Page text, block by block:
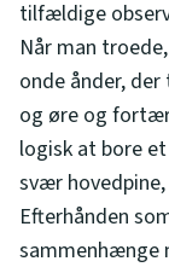
tilfældige
Når man
onde ånder,
og øre og
logisk at bore
svær hovedpine,
Efterhånden
sammenhænge